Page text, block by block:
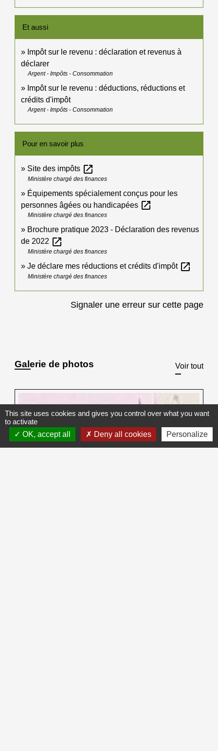
Et aussi
Impôt sur le revenu : déclaration et revenus à
déclarer
Argent - Impôts - Consommation
Impôt sur le revenu : déductions, réductions et
crédits d'impôt
Argent - Impôts - Consommation
Pour en savoir plus
Site des impôts open_in_new
Ministère chargé des finances
Équipements spécialement conçus pour les
personnes âgées ou handicapées open_in_new
Ministère chargé des finances
Brochure pratique 2023 - Déclaration des revenus
de 2022 open_in_new
Ministère chargé des finances
Je déclare mes réductions et crédits d'impôt open_in_new
Ministère chargé des finances
Signaler une erreur sur cette page
Galerie de photos Voir tout
This site uses cookies and gives you control over what you want
to activate
OK, accept all
Deny all cookies Personalize